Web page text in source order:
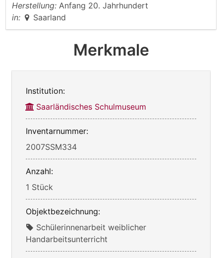
Herstellung: Anfang 20. Jahrhundert
in:
Saarland
Merkmale
Institution:
Saarländisches Schulmuseum
Inventarnummer:
2007SSM334
Anzahl:
1 Stück
Objektbezeichnung:
Schülerinnenarbeit weiblicher
Handarbeitsunterricht